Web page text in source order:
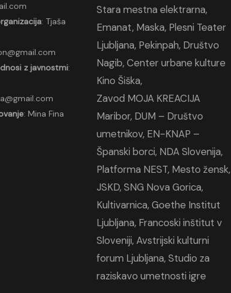
: Tjaša
gmail.com
z javnostmi:
com
: Mina Fina
Stara mestna elektrarna,
Emanat, Maska, Plesni Teater
Ljubljana, Pekinpah, Društvo
Nagib,Center urbane kulture
Kino Šiška,
Zavod MOJA KREACIJA
Maribor, DUM – Društvo
umetnikov, EN-KNAP –
Španski borci, NDA Slovenija,
Platforma NEST, Mesto žensk,
JSKD,SNG Nova Gorica,
Kultivarnica,Goethe Institut
Ljubljana, Francoski inštitut v
Sloveniji,Avstrijski kulturni
forum Ljubljana,Studio za
raziskavo umetnosti igre